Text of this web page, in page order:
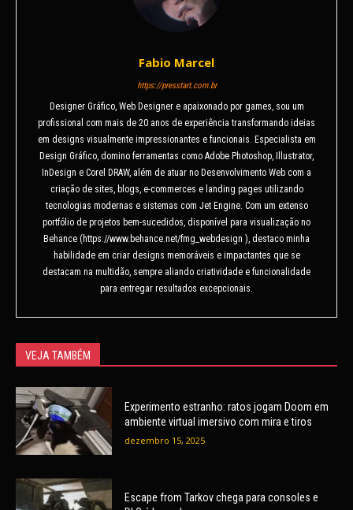
Fabio Marcel
https://presstart.com.br
Designer Gráfico, Web Designer e apaixonado por games, sou um
profissional com mais de 20 anos de experiência transformando ideias
em designs visualmente impressionantes e funcionais. Especialista em
Design Gráfico, domino ferramentas como Adobe Photoshop, Illustrator,
InDesign e Corel DRAW, além de atuar no Desenvolvimento Web com a
criação de sites, blogs, e-commerces e landing pages utilizando
tecnologias modernas e sistemas com Jet Engine. Com um extenso
portfólio de projetos bem-sucedidos, disponível para visualização no
Behance (https://www.behance.net/fmg_webdesign ), destaco minha
habilidade em criar designs memoráveis e impactantes que se
destacam na multidão, sempre aliando criatividade e funcionalidade
para entregar resultados excepcionais.
VEJA TAMBÉM
Experimento estranho: ratos jogam Doom em
ambiente virtual imersivo com mira e tiros
dezembro 15, 2025
Escape from Tarkov chega para consoles e